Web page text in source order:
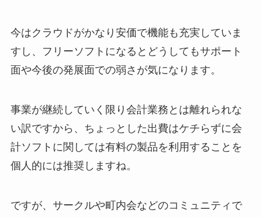
今はクラウドがかなり安価で機能も充実していま
すし、フリーソフトになるとどうしてもサポート
面や今後の発展面での弱さが気になります。
事業が継続していく限り会計業務とは離れられな
い訳ですから、ちょっとした出費はケチらずに会
計ソフトに関しては有料の製品を利用することを
個人的には推奨しますね。
ですが、サークルや町内会などのコミュニティで